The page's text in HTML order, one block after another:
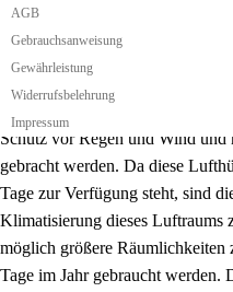
AGB
Gebrauchsanweisung
Gewährleistung
Widerrufsbelehrung
Impressum
Das ermöglichen wir durch eine
Platzbedarf wie zum Beispiel
Betriebsfeier oder einer großen
Tage aufgeblasen werden kann.
Schutz vor Regen und Wind und
gebracht werden. Da diese
Tage zur Verfügung steht, sind
Klimatisierung dieses Luftraums
möglich größere Räumlichkeiten
Tage im Jahr gebraucht werden.